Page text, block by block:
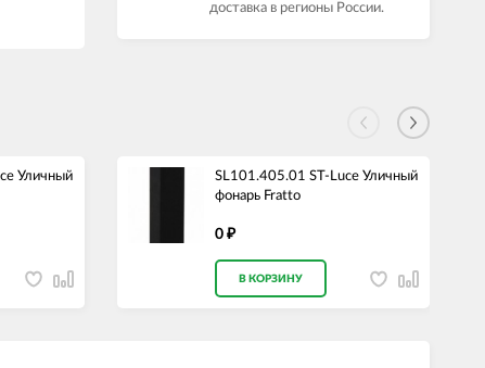
доставка в регионы России.
Уличный
SL101.405.01 ST-Luce Уличный
фонарь Fratto
0 ₽
В КОРЗИНУ